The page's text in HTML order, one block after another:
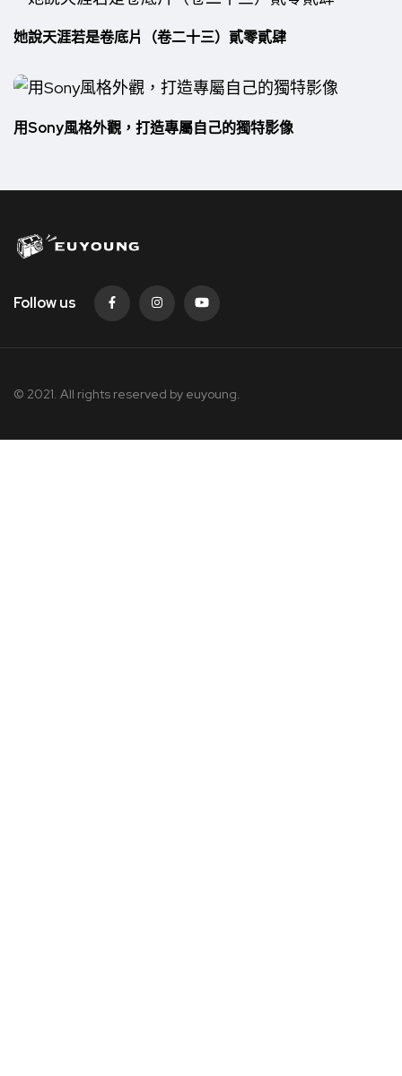
她說天涯若是卷底片（卷二十三）貳零貳肆
用Sony風格外觀，打造專屬自己的獨特影像
Follow us
© 2021. All rights reserved by euyoung.